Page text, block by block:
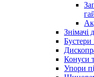
Знімачі
Бустери
Конуси
Упори